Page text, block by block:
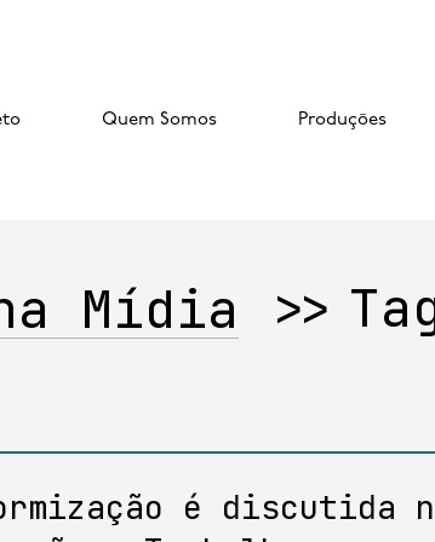
Quem Somos Produções
Mídia >>
é discutida